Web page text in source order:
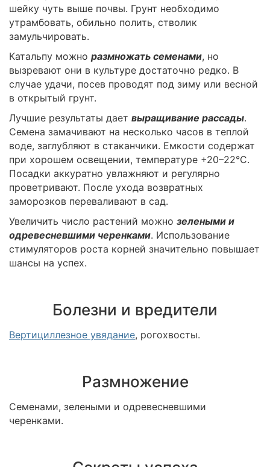
шейку чуть выше почвы. Грунт необходимо
утрамбовать, обильно полить, стволик
замульчировать.
Катальпу можно размножать семенами, но
вызревают они в культуре достаточно редко. В
случае удачи, посев проводят под зиму или весной
в открытый грунт.
Лучшие результаты дает выращивание рассады.
Семена замачивают на несколько часов в теплой
воде, заглубляют в стаканчики. Емкости содержат
при хорошем освещении, температуре +20–22°C.
Посадки аккуратно увлажняют и регулярно
проветривают. После ухода возвратных
заморозков переваливают в сад.
Увеличить число растений можно зелеными и
одревесневшими черенками. Использование
стимуляторов роста корней значительно повышает
шансы на успех.
Болезни и вредители
Вертициллезное увядание, рогохвосты.
Размножение
Семенами, зелеными и одревесневшими
черенками.